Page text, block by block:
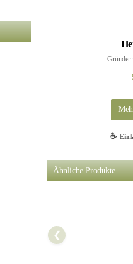
Gründer
verfasst regelmäßig
Produkttests. leckere
☕
Ähnliche Produkte
❮